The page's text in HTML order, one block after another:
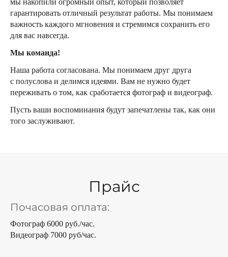
мы накопили огромный опыт, который позволяет
гарантировать отличный результат работы. Мы понимаем
важность каждого мгновения и стремимся сохранить его
для вас навсегда.
Мы команда!
Наша работа согласована. Мы понимаем друг друга
с полуслова и делимся идеями. Вам не нужно будет
переживать о том, как сработается фотограф и видеограф.
Пусть ваши воспоминания будут запечатлены так, как они
того заслуживают.
Прайс
Почасовая оплата:
Фотограф 6000 руб./час.
Видеограф 7000 руб/час.